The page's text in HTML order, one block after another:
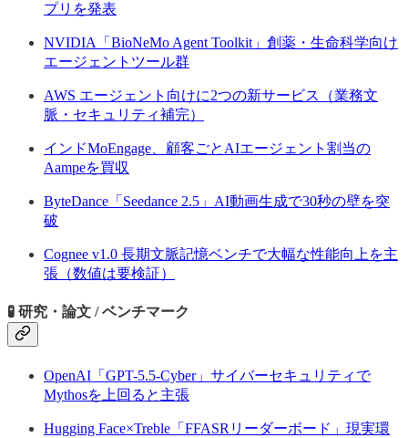
プリを発表
NVIDIA「BioNeMo Agent Toolkit」創薬・生命科学向け
エージェントツール群
AWS エージェント向けに2つの新サービス（業務文
脈・セキュリティ補完）
インドMoEngage、顧客ごとAIエージェント割当の
Aampeを買収
ByteDance「Seedance 2.5」AI動画生成で30秒の壁を突
破
Cognee v1.0 長期文脈記憶ベンチで大幅な性能向上を主
張（数値は要検証）
🧪 研究・論文 / ベンチマーク
OpenAI「GPT-5.5-Cyber」サイバーセキュリティで
Mythosを上回ると主張
Hugging Face×Treble「FFASRリーダーボード」現実環